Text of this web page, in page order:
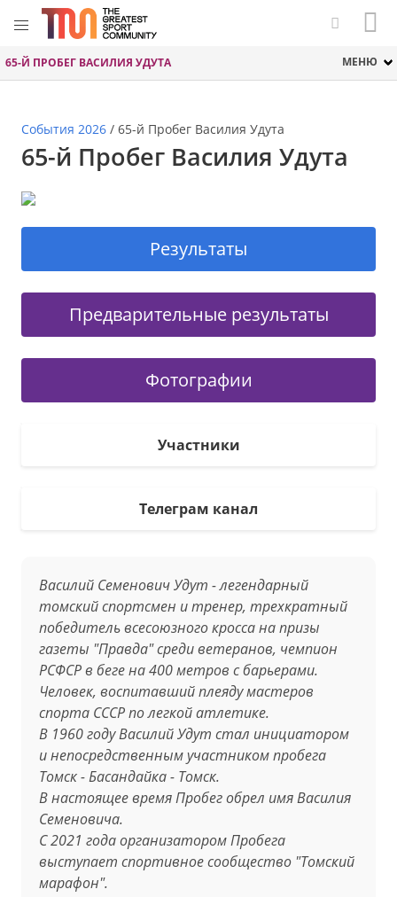
65-Й ПРОБЕГ ВАСИЛИЯ УДУТА МЕНЮ
События 2026 / 65-й Пробег Василия Удута
65-й Пробег Василия Удута
Результаты
Предварительные результаты
Фотографии
Участники
Телеграм канал
Василий Семенович Удут - легендарный
томский спортсмен и тренер, трехкратный
победитель всесоюзного кросса на призы
газеты "Правда" среди ветеранов, чемпион
РСФСР в беге на 400 метров с барьерами.
Человек, воспитавший плеяду мастеров
спорта СССР по легкой атлетике.
В 1960 году Василий Удут стал инициатором
и непосредственным участником пробега
Томск - Басандайка - Томск.
В настоящее время Пробег обрел имя Василия
Семеновича.
С 2021 года организатором Пробега
выступает спортивное сообщество "Томский
марафон".